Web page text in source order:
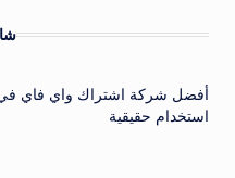
أفضل شركة اشتراك واي فاي في
استخدام حقيقية